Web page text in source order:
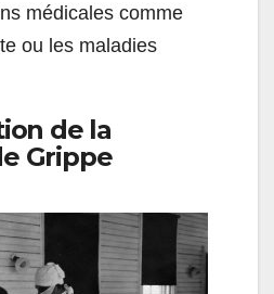
médicales comme
ou les maladies
de la
Grippe